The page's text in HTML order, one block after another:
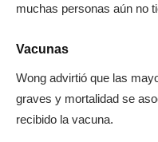
muchas personas aún no
Vacunas
Wong advirtió que las
graves y mortalidad se
recibido la vacuna.